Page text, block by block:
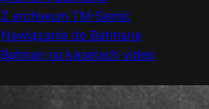
Z archiwum TM-Semic
Nawiązania do Batmana
Batman na kasetach video